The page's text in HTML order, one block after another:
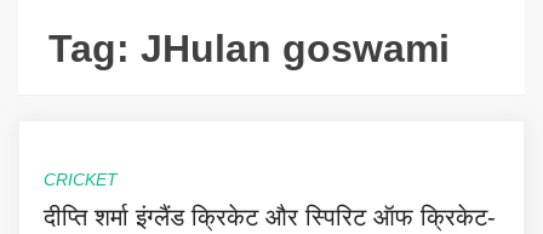
Tag: JHulan goswami
CRICKET
दीप्ति शर्मा इंग्लैंड क्रिकेट और स्पिरिट ऑफ क्रिकेट-